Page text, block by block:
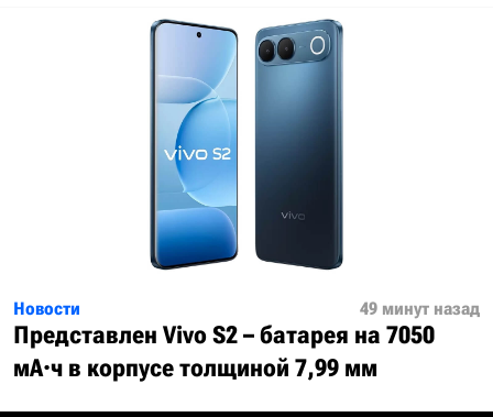
Новости 49 минут назад
Представлен Vivo S2 – батарея на 7050
мА·ч в корпусе толщиной 7,99 мм